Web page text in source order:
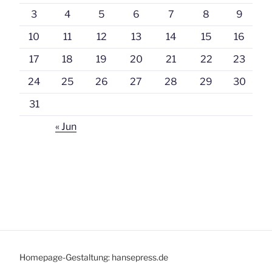
3
4 5 6 7 8
9
10
11 12 13 14 15
16
17
18 19 20 21 22
23
24
25 26 27 28 29
30
31
« Jun
Homepage-Gestaltung: hansepress.de